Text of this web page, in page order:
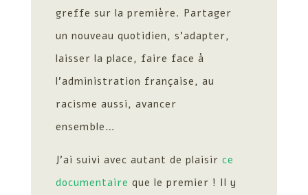
greffe sur la première. Partager
un nouveau quotidien, s’adapter,
laisser la place, faire face à
l’administration française, au
racisme aussi, avancer
ensemble…
J’ai suivi avec autant de plaisir ce
documentaire que le premier ! Il y